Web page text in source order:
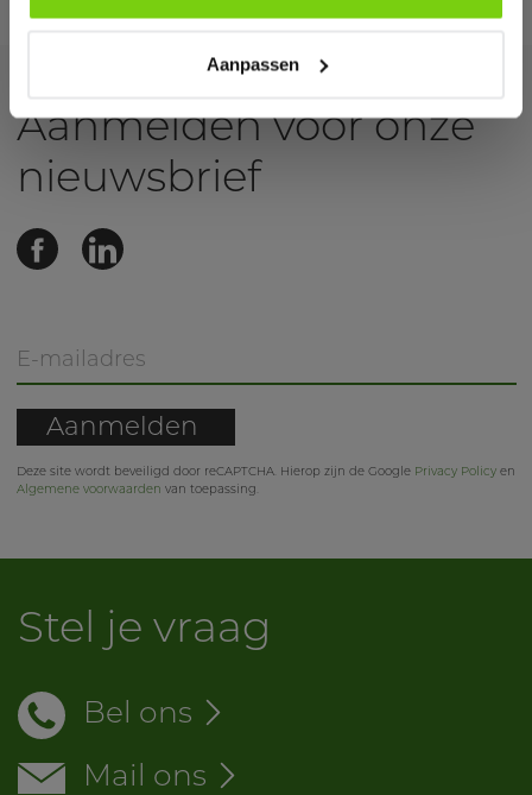
Aanpassen
Aanmelden voor onze
nieuwsbrief
Aanmelden
Deze site wordt beveiligd door reCAPTCHA. Hierop zijn de Google Privacy Policyen
Algemene voorwaarden van toepassing.
Stel je vraag
Bel ons
Mail ons